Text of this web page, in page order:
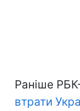
Раніше
втрати